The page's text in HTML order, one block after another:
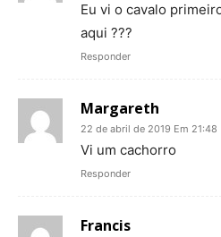
Eu vi o cavalo
aqui ???
Responder
Margareth
22 de abril de 2019 Em 21:48
Vi um cachorro
Responder
Francis